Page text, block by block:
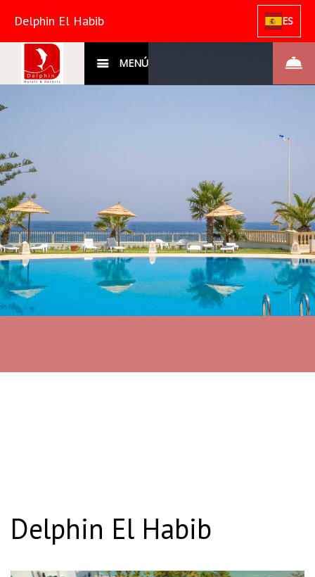
Delphin El Habib ES
MENÚ
Delphin El Habib